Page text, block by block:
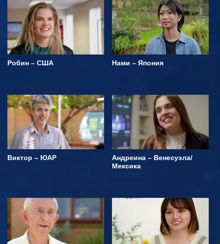
Робин – США Нами – Япония
Виктор – ЮАР
Андреина – Венесуэла/
Мексика